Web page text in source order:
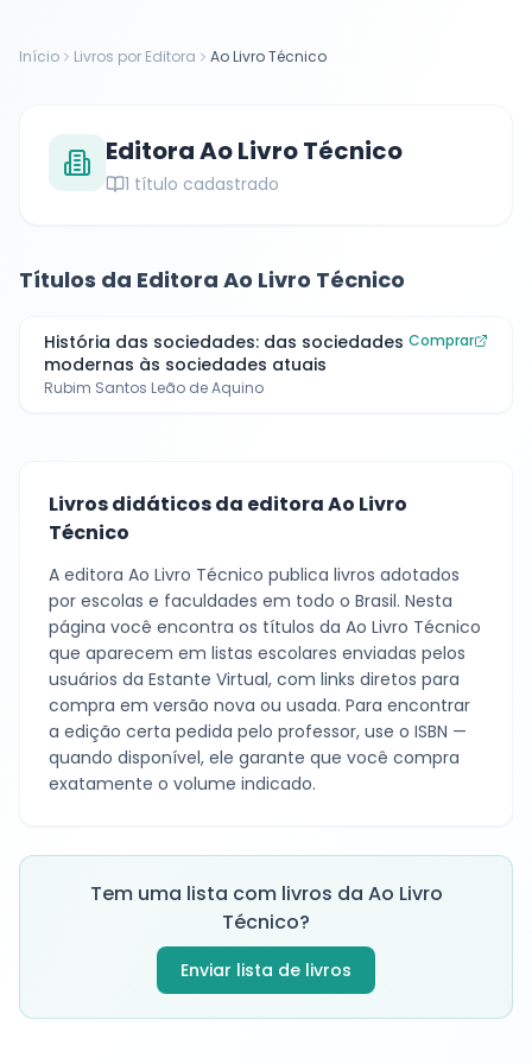
Início Livros por Editora Ao Livro Técnico
EditoraAo Livro Técnico
1 título cadastrado
Títulos da Editora Ao Livro Técnico
História das sociedades: das sociedades
modernas às sociedades atuais
Rubim Santos Leão de Aquino
Comprar
Livros didáticos da editoraAo Livro
Técnico
A editora Ao Livro Técnico publica livros adotados
por escolas e faculdades em todo o Brasil. Nesta
página você encontra os títulos da Ao Livro Técnico
que aparecem em listas escolares enviadas pelos
usuários da Estante Virtual, com links diretos para
compra em versão nova ou usada. Para encontrar
a edição certa pedida pelo professor, use o ISBN —
quando disponível, ele garante que você compra
exatamente o volume indicado.
Tem uma lista com livros da Ao Livro
Técnico?
Enviar lista de livros